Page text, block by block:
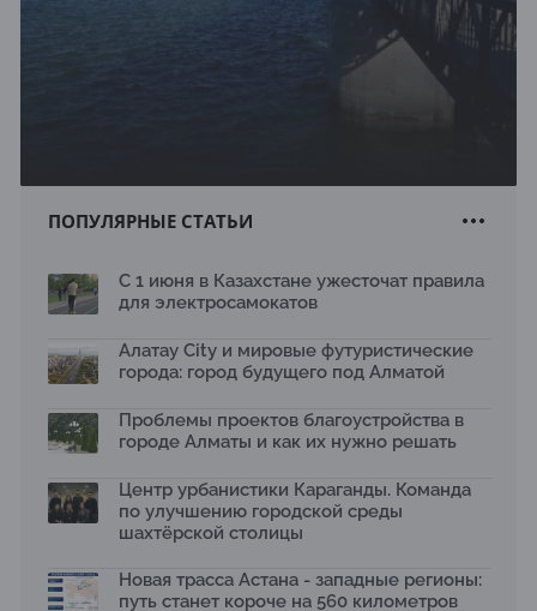
ПОПУЛЯРНЫЕ СТАТЬИ
С 1 июня в Казахстане ужесточат правила
для электросамокатов
Алатау City и мировые футуристические
города: город будущего под Алматой
Проблемы проектов благоустройства в
городе Алматы и как их нужно решать
Центр урбанистики Караганды. Команда
по улучшению городской среды
шахтёрской столицы
Новая трасса Астана - западные регионы:
путь станет короче на 560 километров